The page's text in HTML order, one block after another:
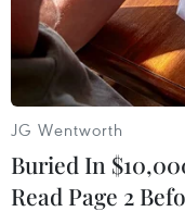
chuyển trái
ngàn viên ma túy
đã tuyên phạt 30
chung thân).
Giai đoạn 2 của
tỉnh Quảng Ninh
(1 bị cáo đã bị
JG Wentworth
Buried In
Read Page 2